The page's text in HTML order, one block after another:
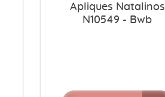
Apliques Natalinos
N10549 - Bwb